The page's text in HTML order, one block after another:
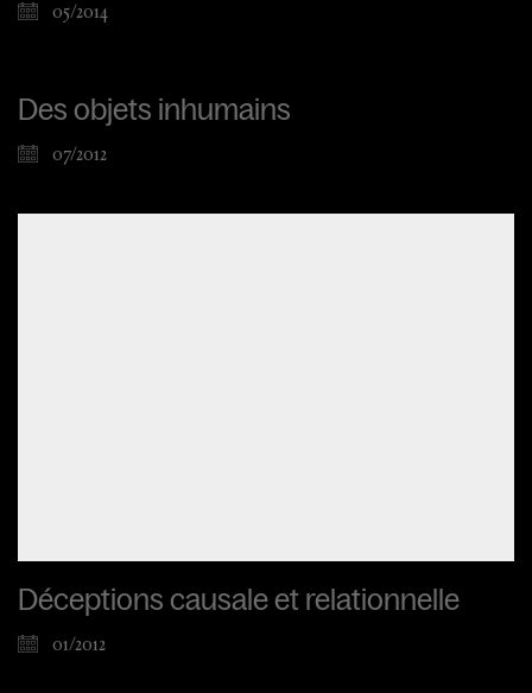
05/2014
Des objets inhumains
07/2012
Déceptions causale et relationnelle
01/2012